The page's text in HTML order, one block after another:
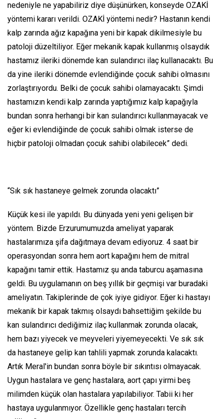
nedeniyle ne yapabiliriz diye düşünürken, konseyde OZAKİ
yöntemi kararı verildi. OZAKİ yöntemi nedir? Hastanın kendi
kalp zarında ağız kapağına yeni bir kapak dikilmesiyle bu
patoloji düzeltiliyor. Eğer mekanik kapak kullanmış olsaydık
hastamız ileriki dönemde kan sulandırıcı ilaç kullanacaktı. Bu
da yine ileriki dönemde evlendiğinde çocuk sahibi olmasını
zorlaştırıyordu. Belki de çocuk sahibi olamayacaktı. Şimdi
hastamızın kendi kalp zarında yaptığımız kalp kapağıyla
bundan sonra herhangi bir kan sulandırıcı kullanmayacak ve
eğer ki evlendiğinde de çocuk sahibi olmak isterse de
hiçbir patoloji olmadan çocuk sahibi olabilecek” dedi.
“Sık sık hastaneye gelmek zorunda olacaktı”
Küçük kesi ile yapıldı. Bu dünyada yeni yeni gelişen bir
yöntem. Bizde Erzurumumuzda ameliyat yaparak
hastalarımıza şifa dağıtmaya devam ediyoruz. 4 saat bir
operasyondan sonra hem aort kapağını hem de mitral
kapağını tamir ettik. Hastamız şu anda taburcu aşamasına
geldi. Bu uygulamanın on beş yıllık bir geçmişi var buradaki
ameliyatın. Takiplerinde de çok iyiye gidiyor. Eğer ki hastayı
mekanik bir kapak takmış olsaydı bahsettiğim şekilde bu
kan sulandırıcı dediğimiz ilaç kullanmak zorunda olacak,
hem bazı yiyecek ve meyveleri yiyemeyecekti. Ve sık sık
da hastaneye gelip kan tahlili yapmak zorunda kalacaktı.
Artık Meral'in bundan sonra böyle bir sıkıntısı olmayacak.
Uygun hastalara ve genç hastalara, aort çapı yirmi beş
milimden küçük olan hastalara yapılabiliyor. Tabii ki her
hastaya uygulanmıyor. Özellikle genç hastaları tercih